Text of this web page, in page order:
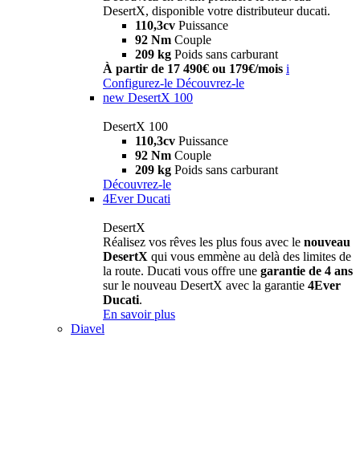
DesertX, disponible votre distributeur ducati.
110,3cv Puissance
92 Nm Couple
209 kg Poids sans carburant
À partir de 17 490€ ou 179€/mois i
Configurez-le Découvrez-le
new DesertX 100
DesertX 100
110,3cv Puissance
92 Nm Couple
209 kg Poids sans carburant
Découvrez-le
4Ever Ducati
DesertX
Réalisez vos rêves les plus fous avec le nouveau
DesertX qui vous emmène au delà des limites de
la route. Ducati vous offre une garantie de 4 ans
sur le nouveau DesertX avec la garantie 4Ever
Ducati.
En savoir plus
Diavel